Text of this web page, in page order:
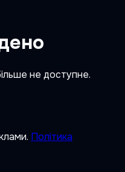
не доступне.
Політика